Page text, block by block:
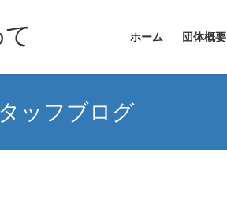
ホーム 団体概要
ッフブログ